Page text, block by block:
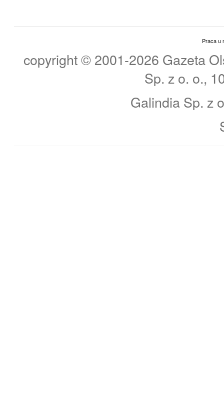
Praca u
copyright © 2001-2026 Gazeta
Sp. z o. o.,
Galindia Sp. z